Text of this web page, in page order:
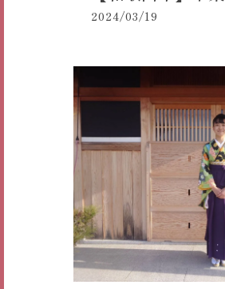
2024/03/19